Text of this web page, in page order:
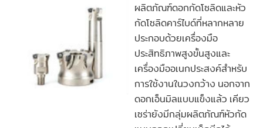
ผลิตภัณฑ์ดอกกัดโซลิดและหัว
กัดโซลิดคาร์ไบด์ที่หลากหลาย
ประกอบด้วยเครื่องมือ
ประสิทธิภาพสูงขั้นสูงและ
เครื่องมืออเนกประสงค์สำหรับ
การใช้งานในวงกว้าง นอกจาก
ดอกเอ็นมิลแบบแข็งแล้ว เคียว
เซร่ายังมีกลุ่มผลิตภัณฑ์หัวกัด